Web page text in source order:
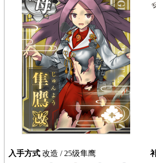
入手方式 改造 / 25级隼鹰